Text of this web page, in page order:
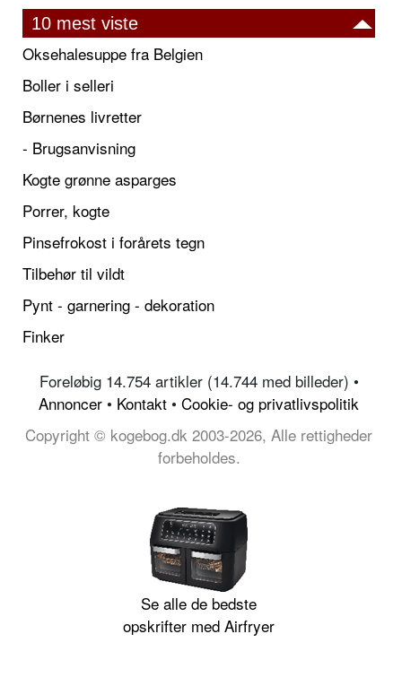
10 mest viste
Oksehalesuppe fra Belgien
Boller i selleri
Børnenes livretter
- Brugsanvisning
Kogte grønne asparges
Porrer, kogte
Pinsefrokost i forårets tegn
Tilbehør til vildt
Pynt - garnering - dekoration
Finker
Foreløbig 14.754 artikler (14.744 med billeder) •
Annoncer • Kontakt • Cookie- og privatlivspolitik
Copyright © kogebog.dk 2003-2026, Alle rettigheder
forbeholdes.
Se alle de bedste
opskrifter med Airfryer